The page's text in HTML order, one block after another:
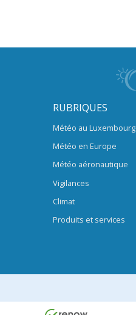
RUBRIQUES
Météo au Luxembourg
Météo en Europe
Météo aéronautique
Vigilances
Climat
Produits et services